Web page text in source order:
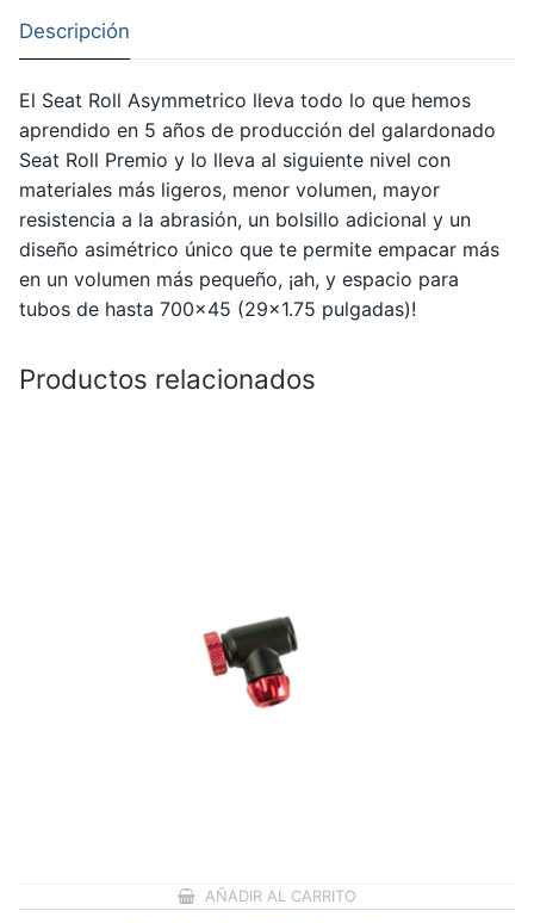
Descripción
El Seat Roll Asymmetrico lleva todo lo que hemos
aprendido en 5 años de producción del galardonado
Seat Roll Premio y lo lleva al siguiente nivel con
materiales más ligeros, menor volumen, mayor
resistencia a la abrasión, un bolsillo adicional y un
diseño asimétrico único que te permite empacar más
en un volumen más pequeño, ¡ah, y espacio para
tubos de hasta 700×45 (29×1.75 pulgadas)!
Productos relacionados
AÑADIR AL CARRITO